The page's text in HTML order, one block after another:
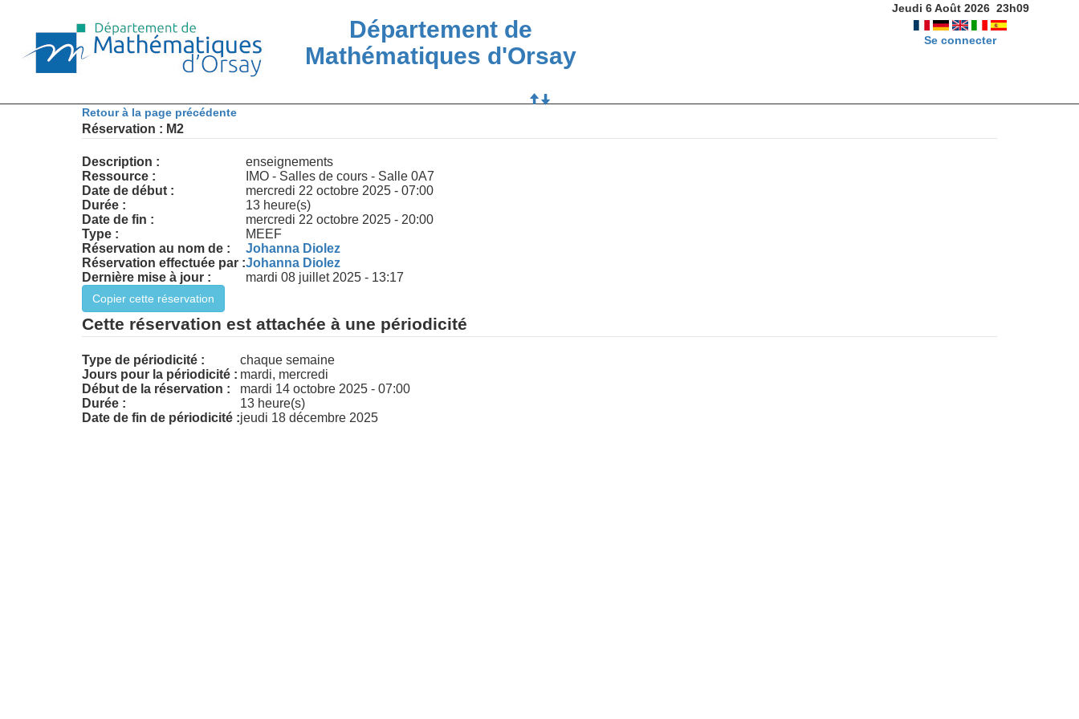
Département de
Mathématiques d'Orsay
Jeudi 6 Août 2026 23h09
Se connecter
Retour à la page précédente
Réservation : M2
Description :
enseignements
Ressource :
IMO - Salles de cours - Salle 0A7
Date de début :
mercredi 22 octobre 2025 - 07:00
Durée :
13 heure(s)
Date de fin :
mercredi 22 octobre 2025 - 20:00
Type :
MEEF
Réservation au nom de :
Johanna Diolez
Réservation effectuée par :Johanna Diolez
Dernière mise à jour :
mardi 08 juillet 2025 - 13:17
Cette réservation est attachée à une périodicité
Type de périodicité :
chaque semaine
Jours pour la périodicité : mardi, mercredi
Début de la réservation :
mardi 14 octobre 2025 - 07:00
Durée :
13 heure(s)
Date de fin de périodicité :jeudi 18 décembre 2025